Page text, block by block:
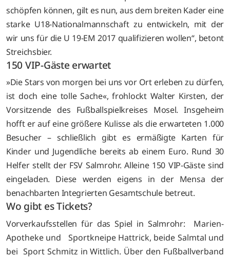
schöpfen können, gilt es nun, aus dem breiten Kader eine
starke U18-Nationalmannschaft zu entwickeln, mit der
wir uns für die U 19-EM 2017 qualifizieren wollen“, betont
Streichsbier.
150 VIP-Gäste erwartet
»Die Stars von morgen bei uns vor Ort erleben zu dürfen,
ist doch eine tolle Sache«, frohlockt Walter Kirsten, der
Vorsitzende des Fußballspielkreises Mosel. Insgeheim
hofft er auf eine größere Kulisse als die erwarteten 1.000
Besucher – schließlich gibt es ermäßigte Karten für
Kinder und Jugendliche bereits ab einem Euro. Rund 30
Helfer stellt der FSV Salmrohr. Alleine 150 VIP-Gäste sind
eingeladen. Diese werden eigens in der Mensa der
benachbarten Integrierten Gesamtschule betreut.
Wo gibt es Tickets?
Vorverkaufsstellen für das Spiel in Salmrohr: Marien-
Apotheke und Sportkneipe Hattrick, beide Salmtal und
bei Sport Schmitz in Wittlich. Über den Fußballverband